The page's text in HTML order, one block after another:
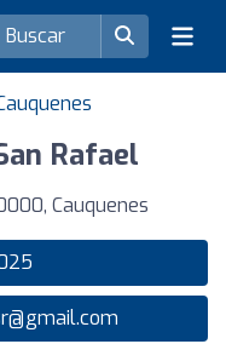
Rafael
Cauquenes